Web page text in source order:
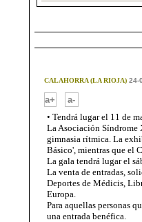
CALAHORRA (LA RIOJA)24-
a+
a-
• Tendrá lugar el 11 de
La Asociación Síndrome
gimnasia rítmica. La
Básico', mientras que el
La gala tendrá lugar el
La venta de entradas,
Deportes de Médicis,
Europa.
Para aquellas personas
una entrada benéfica.